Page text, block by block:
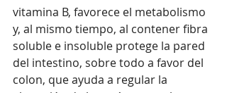
vitamina B, favorece el metabolismo
y, al mismo tiempo, al contener fibra
soluble e insoluble protege la pared
del intestino, sobre todo a favor del
colon, que ayuda a regular la